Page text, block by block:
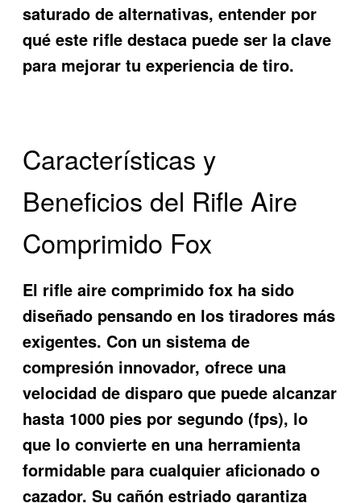
saturado de alternativas, entender por
qué este rifle destaca puede ser la clave
para mejorar tu experiencia de tiro.
Características y
Beneficios del Rifle Aire
Comprimido Fox
El rifle aire comprimido fox ha sido
diseñado pensando en los tiradores más
exigentes. Con un sistema de
compresión innovador, ofrece una
velocidad de disparo que puede alcanzar
hasta 1000 pies por segundo (fps), lo
que lo convierte en una herramienta
formidable para cualquier aficionado o
cazador. Su cañón estriado garantiza